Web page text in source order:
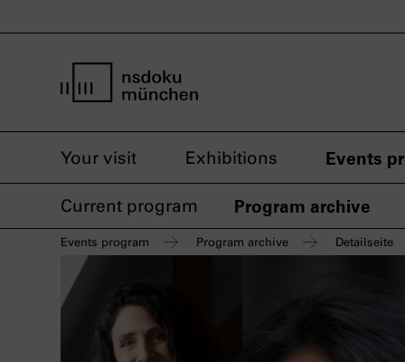
Your visit Exhibitions Events
Current program Program archive
Events program Program archive Detailseite